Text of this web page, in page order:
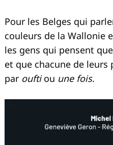
Pour les Belges qui
couleurs de la Wallonie
les gens qui pensent
et que chacune de leurs
par ouftiou une fois.